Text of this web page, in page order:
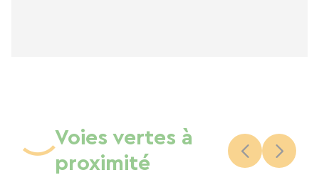
Voies vertes à
proximité